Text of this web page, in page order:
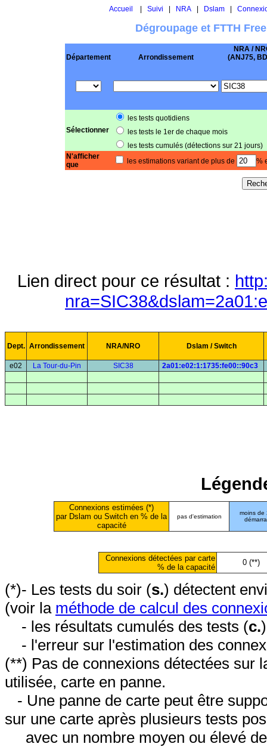
Accueil Suivi NRA| Dslam|
Dégroupage et FTTH
Département Arrondissement
NRA /
(ANJ75,
Sélectionner
les tests quotidiens
les tests le 1er de chaque mois
les tests cumulés (détections sur 21 jours)
N'afficher
que
les estimations variant de plus de %
Lien direct pour ce résultat :
Dept. Arrondissement NRA/NRO Dslam / Switch
e02 La Tour-du-Pin SIC38 2a01:e02:1:1735:fe00::90c3
Connexions estimées (*)
par Dslam ou Switch en % de la
capacité
pas d'estimation
moins de
Connexions détectées par carte
% de la capacité
0 (**)
(*)- Les tests du soir (s.) détectent
(voir la méthode de calcul des
- les résultats cumulés des tests (c.
- l'erreur sur l'estimation des
(**) Pas de connexions détectées sur
utilisée, carte en panne.
- Une panne de carte peut être
sur une carte après plusieurs tests
avec un nombre moyen ou élevé